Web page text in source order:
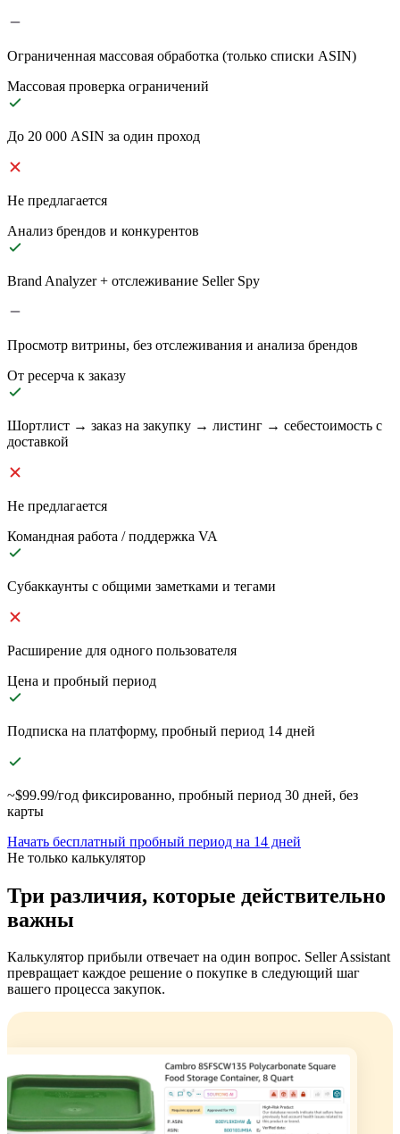
Ограниченная массовая обработка (только списки ASIN)
Массовая проверка ограничений
До 20 000 ASIN за один проход
Не предлагается
Анализ брендов и конкурентов
Brand Analyzer + отслеживание Seller Spy
Просмотр витрины, без отслеживания и анализа брендов
От ресерча к заказу
Шортлист → заказ на закупку → листинг → себестоимость с
доставкой
Не предлагается
Командная работа / поддержка VA
Субаккаунты с общими заметками и тегами
Расширение для одного пользователя
Цена и пробный период
Подписка на платформу, пробный период 14 дней
~$99.99/год фиксированно, пробный период 30 дней, без
карты
Начать бесплатный пробный период на 14 дней
Не только калькулятор
Три различия, которые действительно
важны
Калькулятор прибыли отвечает на один вопрос. Seller Assistant
превращает каждое решение о покупке в следующий шаг
вашего процесса закупок.